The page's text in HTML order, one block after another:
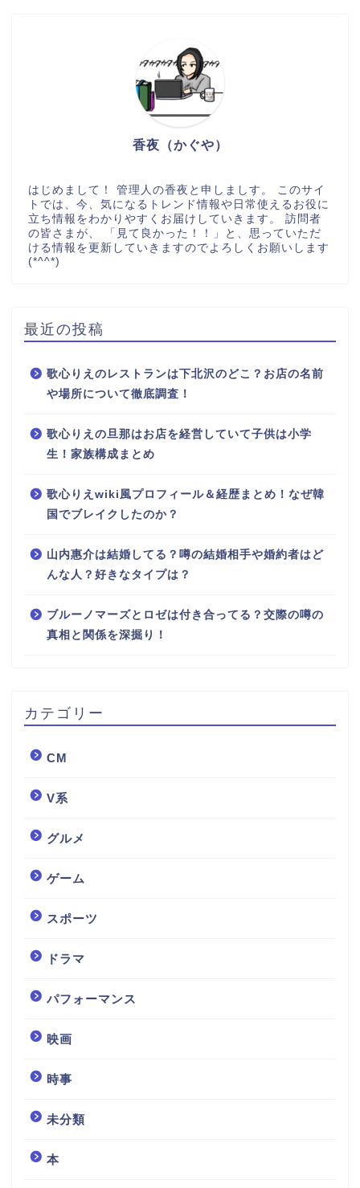
香夜（かぐや）
はじめまして！ 管理人の香夜と申しましす。 このサイ
トでは、今、気になるトレンド情報や日常使えるお役に
立ち情報をわかりやすくお届けしていきます。 訪問者
の皆さまが、 「見て良かった！！」と、思っていただ
ける情報を更新していきますのでよろしくお願いします
(*^^*)
最近の投稿
歌心りえのレストランは下北沢のどこ？お店の名前
や場所について徹底調査！
歌心りえの旦那はお店を経営していて子供は小学
生！家族構成まとめ
歌心りえwiki風プロフィール＆経歴まとめ！なぜ韓
国でブレイクしたのか？
山内惠介は結婚してる？噂の結婚相手や婚約者はど
んな人？好きなタイプは？
ブルーノマーズとロゼは付き合ってる？交際の噂の
真相と関係を深掘り！
カテゴリー
CM
V系
グルメ
ゲーム
スポーツ
ドラマ
パフォーマンス
映画
時事
未分類
本